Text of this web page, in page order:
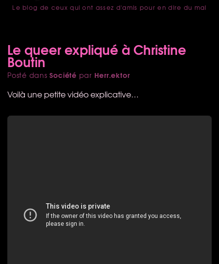
accueil
Le blog de ceux qui ont assez d'amis pour en dire du mal
Le queer expliqué à Christine
Boutin
Posté dansSociété par Herr.ektor
Voilà une petite vidéo explicative…